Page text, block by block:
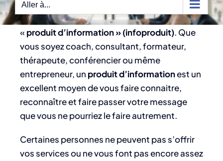
Aller à...
certainement lu ou entendu parler de
« produit d’information » (infoproduit). Que
vous soyez coach, consultant, formateur,
thérapeute, conférencier ou même
entrepreneur, un produit d’informationest un
excellent moyen de vous faire connaitre,
reconnaître et faire passer votre message
que vous ne pourriez le faire autrement.
Certaines personnes ne peuvent pas s’offrir
vos services ou ne vous font pas encore assez